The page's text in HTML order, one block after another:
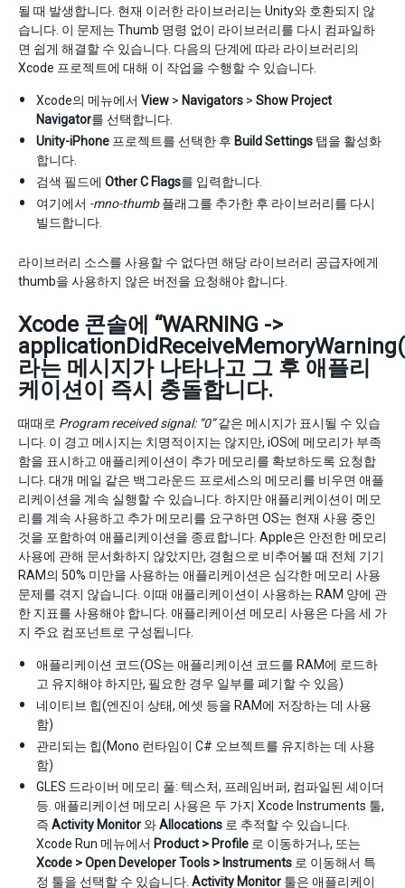
될 때 발생합니다. 현재 이러한 라이브러리는 Unity와 호환되지 않
습니다. 이 문제는 Thumb 명령 없이 라이브러리를 다시 컴파일하
면 쉽게 해결할 수 있습니다. 다음의 단계에 따라 라이브러리의
Xcode 프로젝트에 대해 이 작업을 수행할 수 있습니다.
Xcode의 메뉴에서 View > Navigators > Show Project
Navigator를 선택합니다.
Unity-iPhone 프로젝트를 선택한 후 Build Settings 탭을 활성화
합니다.
검색 필드에 Other C Flags를 입력합니다.
여기에서 -mno-thumb플래그를 추가한 후 라이브러리를 다시
빌드합니다.
라이브러리 소스를 사용할 수 없다면 해당 라이브러리 공급자에게
thumb을 사용하지 않은 버전을 요청해야 합니다.
Xcode 콘솔에 “WARNING ->
라는 메시지가 나타나고 그 후 애플리
케이션이 즉시 충돌합니다.
때때로 Program received signal: “0”같은 메시지가 표시될 수 있습
니다. 이 경고 메시지는 치명적이지는 않지만, iOS에 메모리가 부족
함을 표시하고 애플리케이션이 추가 메모리를 확보하도록 요청합
니다. 대개 메일 같은 백그라운드 프로세스의 메모리를 비우면 애플
리케이션을 계속 실행할 수 있습니다. 하지만 애플리케이션이 메모
리를 계속 사용하고 추가 메모리를 요구하면 OS는 현재 사용 중인
것을 포함하여 애플리케이션을 종료합니다. Apple은 안전한 메모리
사용에 관해 문서화하지 않았지만, 경험으로 비추어볼 때 전체 기기
RAM의 50% 미만을 사용하는 애플리케이션은 심각한 메모리 사용
문제를 겪지 않습니다. 이때 애플리케이션이 사용하는 RAM 양에 관
한 지표를 사용해야 합니다. 애플리케이션 메모리 사용은 다음 세 가
지 주요 컴포넌트로 구성됩니다.
애플리케이션 코드(OS는 애플리케이션 코드를 RAM에 로드하
고 유지해야 하지만, 필요한 경우 일부를 폐기할 수 있음)
네이티브 힙(엔진이 상태, 에셋 등을 RAM에 저장하는 데 사용
함)
관리되는 힙(Mono 런타임이 C# 오브젝트를 유지하는 데 사용
함)
GLES 드라이버 메모리 풀: 텍스처, 프레임버퍼, 컴파일된 셰이더
등. 애플리케이션 메모리 사용은 두 가지 Xcode Instruments 툴,
즉 Activity Monitor와Allocations 로 추적할 수 있습니다.
Xcode Run 메뉴에서 Product > Profile 로 이동하거나, 또는
Xcode > Open Developer Tools > Instruments 로 이동해서 특
정 툴을 선택할 수 있습니다. Activity Monitor 툴은 애플리케이